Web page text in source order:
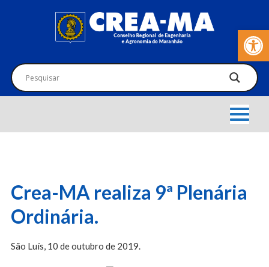
Barra de
Crea-MA realiza 9ª Plenária
Ordinária.
São Luís, 10 de outubro de 2019.